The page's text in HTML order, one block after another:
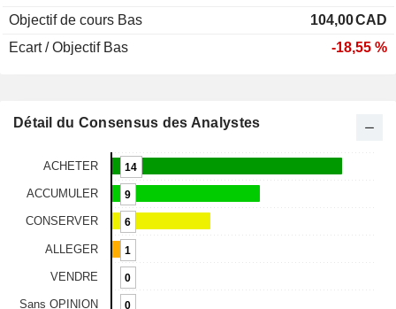
Objectif de cours Bas
104,00CAD
Ecart / Objectif Bas
-18,55 %
Détail du Consensus des Analystes